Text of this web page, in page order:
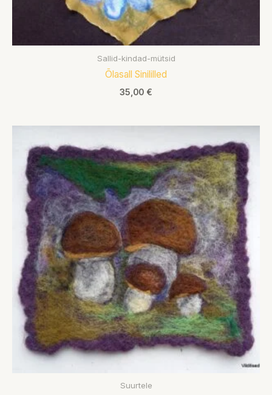
Sallid-kindad-mütsid
Õlasall Sinililled
35,00 €
Suurtele